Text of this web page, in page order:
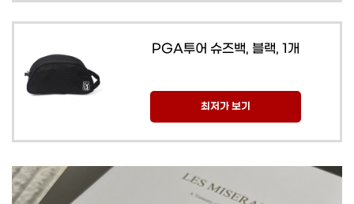
PGA투어 슈즈백, 블랙, 1개
최저가 보기